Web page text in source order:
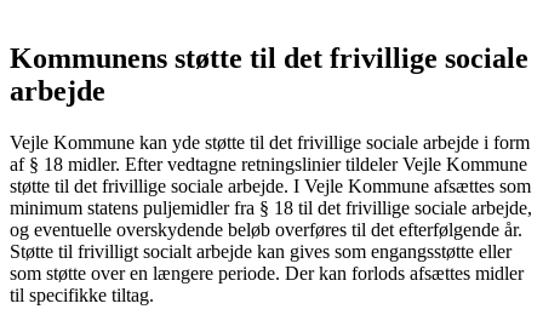
Kommunens støtte til det frivillige sociale
arbejde
Vejle Kommune kan yde støtte til det frivillige sociale arbejde i form
af § 18 midler. Efter vedtagne retningslinier tildeler Vejle Kommune
støtte til det frivillige sociale arbejde. I Vejle Kommune afsættes som
minimum statens puljemidler fra § 18 til det frivillige sociale arbejde,
og eventuelle overskydende beløb overføres til det efterfølgende år.
Støtte til frivilligt socialt arbejde kan gives som engangsstøtte eller
som støtte over en længere periode. Der kan forlods afsættes midler
til specifikke tiltag.